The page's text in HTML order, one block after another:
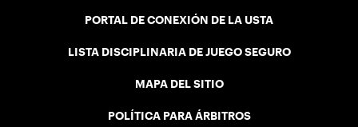
PORTAL DE CONEXIÓN DE LA USTA
LISTA DISCIPLINARIA DE JUEGO SEGURO
MAPA DEL SITIO
POLÍTICA PARA ÁRBITROS